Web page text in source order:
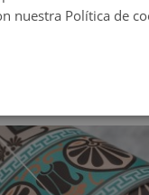
nuestra Política de